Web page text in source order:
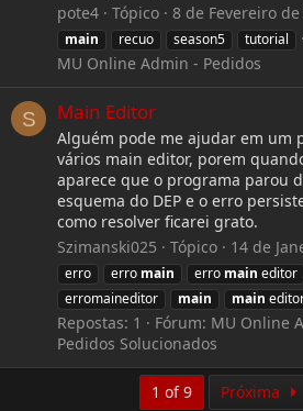
pote4
Tópico 8 de Fevereiro de
main
recuo season5 tutorial
MU Online Admin - Pedidos
S Main Editor
Alguém pode me ajudar em um
vários main editor, porem
aparece que o programa parou
esquema do DEP e o erro
como resolver ficarei grato.
Szimanski025
Tópico 14 de
erro
erro main erro main editor
erromaineditor
main main
Repostas: 1 Fórum: MU Online
Pedidos Solucionados
1 of 9 Próxima